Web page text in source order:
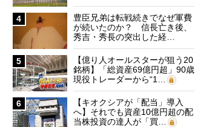
4
豊臣兄弟は転戦続きでなぜ軍費
が続いたのか？ 信長亡き後、
秀吉・秀長の突出した経…
5
【億り人オールスターが狙う20
銘柄】「総資産69億円超」90歳
現役トレーダーから“1…
6
【キオクシアが「配当」導入
へ】それでも資産10億円超の配
当株投資の達人が「買…